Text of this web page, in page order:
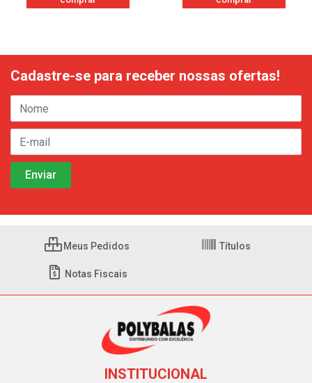
Cadastre-se para receber nossas ofertas!
Meus Pedidos Títulos
Notas Fiscais
INSTITUCIONAL